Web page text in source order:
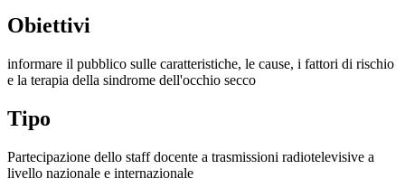
Obiettivi
informare il pubblico sulle caratteristiche, le cause, i fattori di rischio
e la terapia della sindrome dell'occhio secco
Tipo
Partecipazione dello staff docente a trasmissioni radiotelevisive a
livello nazionale e internazionale